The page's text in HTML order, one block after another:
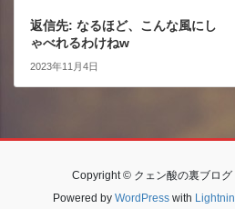
返信先: なるほど、こんな風にし
ゃべれるわけねw
2023年11月4日
Copyright © クェン酸の裏ブロ
Powered by WordPresswith